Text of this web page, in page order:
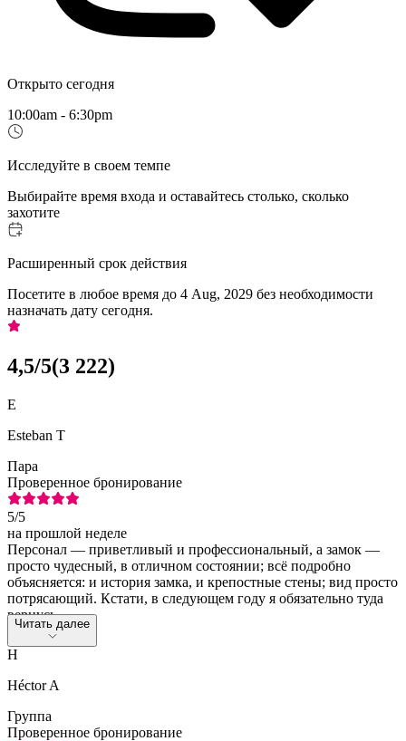
Открыто сегодня
10:00am - 6:30pm
Исследуйте в своем темпе
Выбирайте время входа и оставайтесь столько, сколько
захотите
Расширенный срок действия
Посетите в любое время до 4 Aug, 2029 без необходимости
назначать дату сегодня.
4,5/5(3 222)
E
Esteban T
Пара
Проверенное бронирование
5/5
на прошлой неделе
Персонал — приветливый и профессиональный, а замок —
просто чудесный, в отличном состоянии; всё подробно
объясняется: и история замка, и крепостные стены; вид просто
потрясающий. Кстати, в следующем году я обязательно туда
вернусь.
Читать далее
H
Héctor A
Группа
Проверенное бронирование